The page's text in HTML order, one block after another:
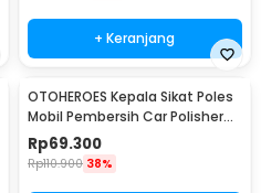
+ Keranjang
OTOHEROES Kepala Sikat Poles
Mobil Pembersih Car Polisher
Kit 14PCS - UT760
Rp69.300
Rp110.900 38%